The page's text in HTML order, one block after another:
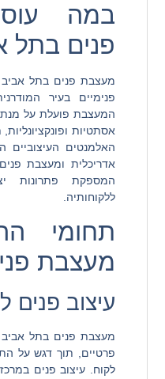
במה
פנים בתל
מעצבת פנים בתל אביב
פנימיים בעיר
המעצבת פועלת על מנת
אסתטיות
האלמנטים העיצוביים
אדריכלית ומעצבת
המספקת פתרונות
ללקוחותיה.
תחומי
מעצבת
עיצוב פנים
מעצבת פנים בתל
פרטיים, תוך דגש על
לקוח. עיצוב פנים